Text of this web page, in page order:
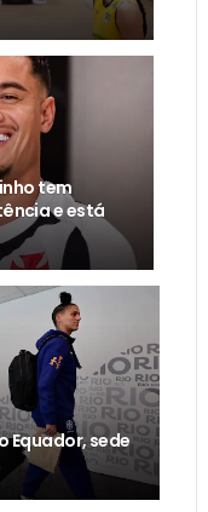
tem
e está
Equador, sede